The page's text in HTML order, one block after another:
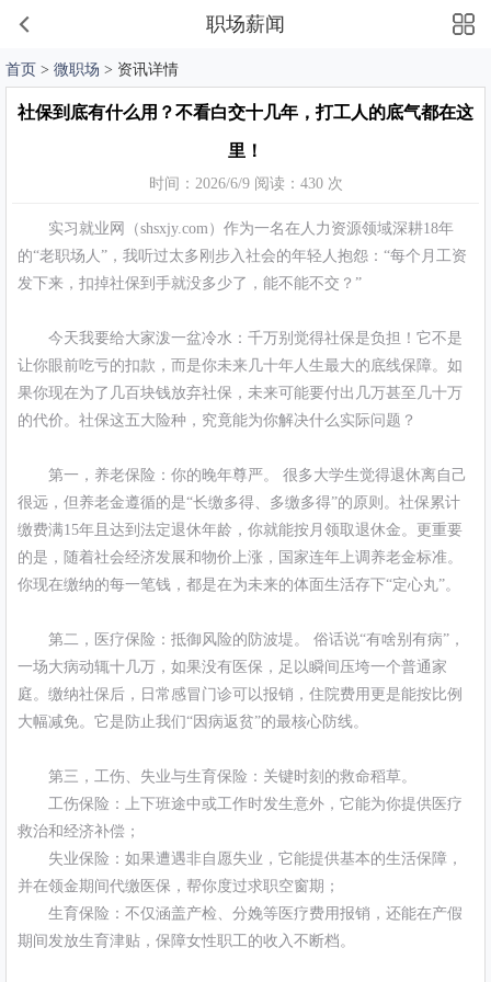
职场薪闻
首页 > 微职场 > 资讯详情
社保到底有什么用？不看白交十几年，打工人的底气都在这
里！
时间：2026/6/9 阅读：430 次
实习就业网（shsxjy.com）作为一名在人力资源领域深耕18年
的“老职场人”，我听过太多刚步入社会的年轻人抱怨：“每个月工资
发下来，扣掉社保到手就没多少了，能不能不交？”
今天我要给大家泼一盆冷水：千万别觉得社保是负担！它不是
让你眼前吃亏的扣款，而是你未来几十年人生最大的底线保障。如
果你现在为了几百块钱放弃社保，未来可能要付出几万甚至几十万
的代价。社保这五大险种，究竟能为你解决什么实际问题？
第一，养老保险：你的晚年尊严。 很多大学生觉得退休离自己
很远，但养老金遵循的是“长缴多得、多缴多得”的原则。社保累计
缴费满15年且达到法定退休年龄，你就能按月领取退休金。更重要
的是，随着社会经济发展和物价上涨，国家连年上调养老金标准。
你现在缴纳的每一笔钱，都是在为未来的体面生活存下“定心丸”。
第二，医疗保险：抵御风险的防波堤。 俗话说“有啥别有病”，
一场大病动辄十几万，如果没有医保，足以瞬间压垮一个普通家
庭。缴纳社保后，日常感冒门诊可以报销，住院费用更是能按比例
大幅减免。它是防止我们“因病返贫”的最核心防线。
第三，工伤、失业与生育保险：关键时刻的救命稻草。
工伤保险：上下班途中或工作时发生意外，它能为你提供医疗
救治和经济补偿；
失业保险：如果遭遇非自愿失业，它能提供基本的生活保障，
并在领金期间代缴医保，帮你度过求职空窗期；
生育保险：不仅涵盖产检、分娩等医疗费用报销，还能在产假
期间发放生育津贴，保障女性职工的收入不断档。